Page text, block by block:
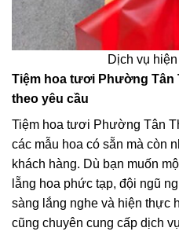
Dịch vụ
Tiệm hoa tươi Phường Tân
theo yêu cầu
Tiệm hoa tươi Phường Tân
các mẫu hoa có sẵn mà còn
khách hàng. Dù bạn muốn
lẵng hoa phức tạp, đội ngũ
sàng lắng nghe và hiện thực
cũng chuyên cung cấp dịch